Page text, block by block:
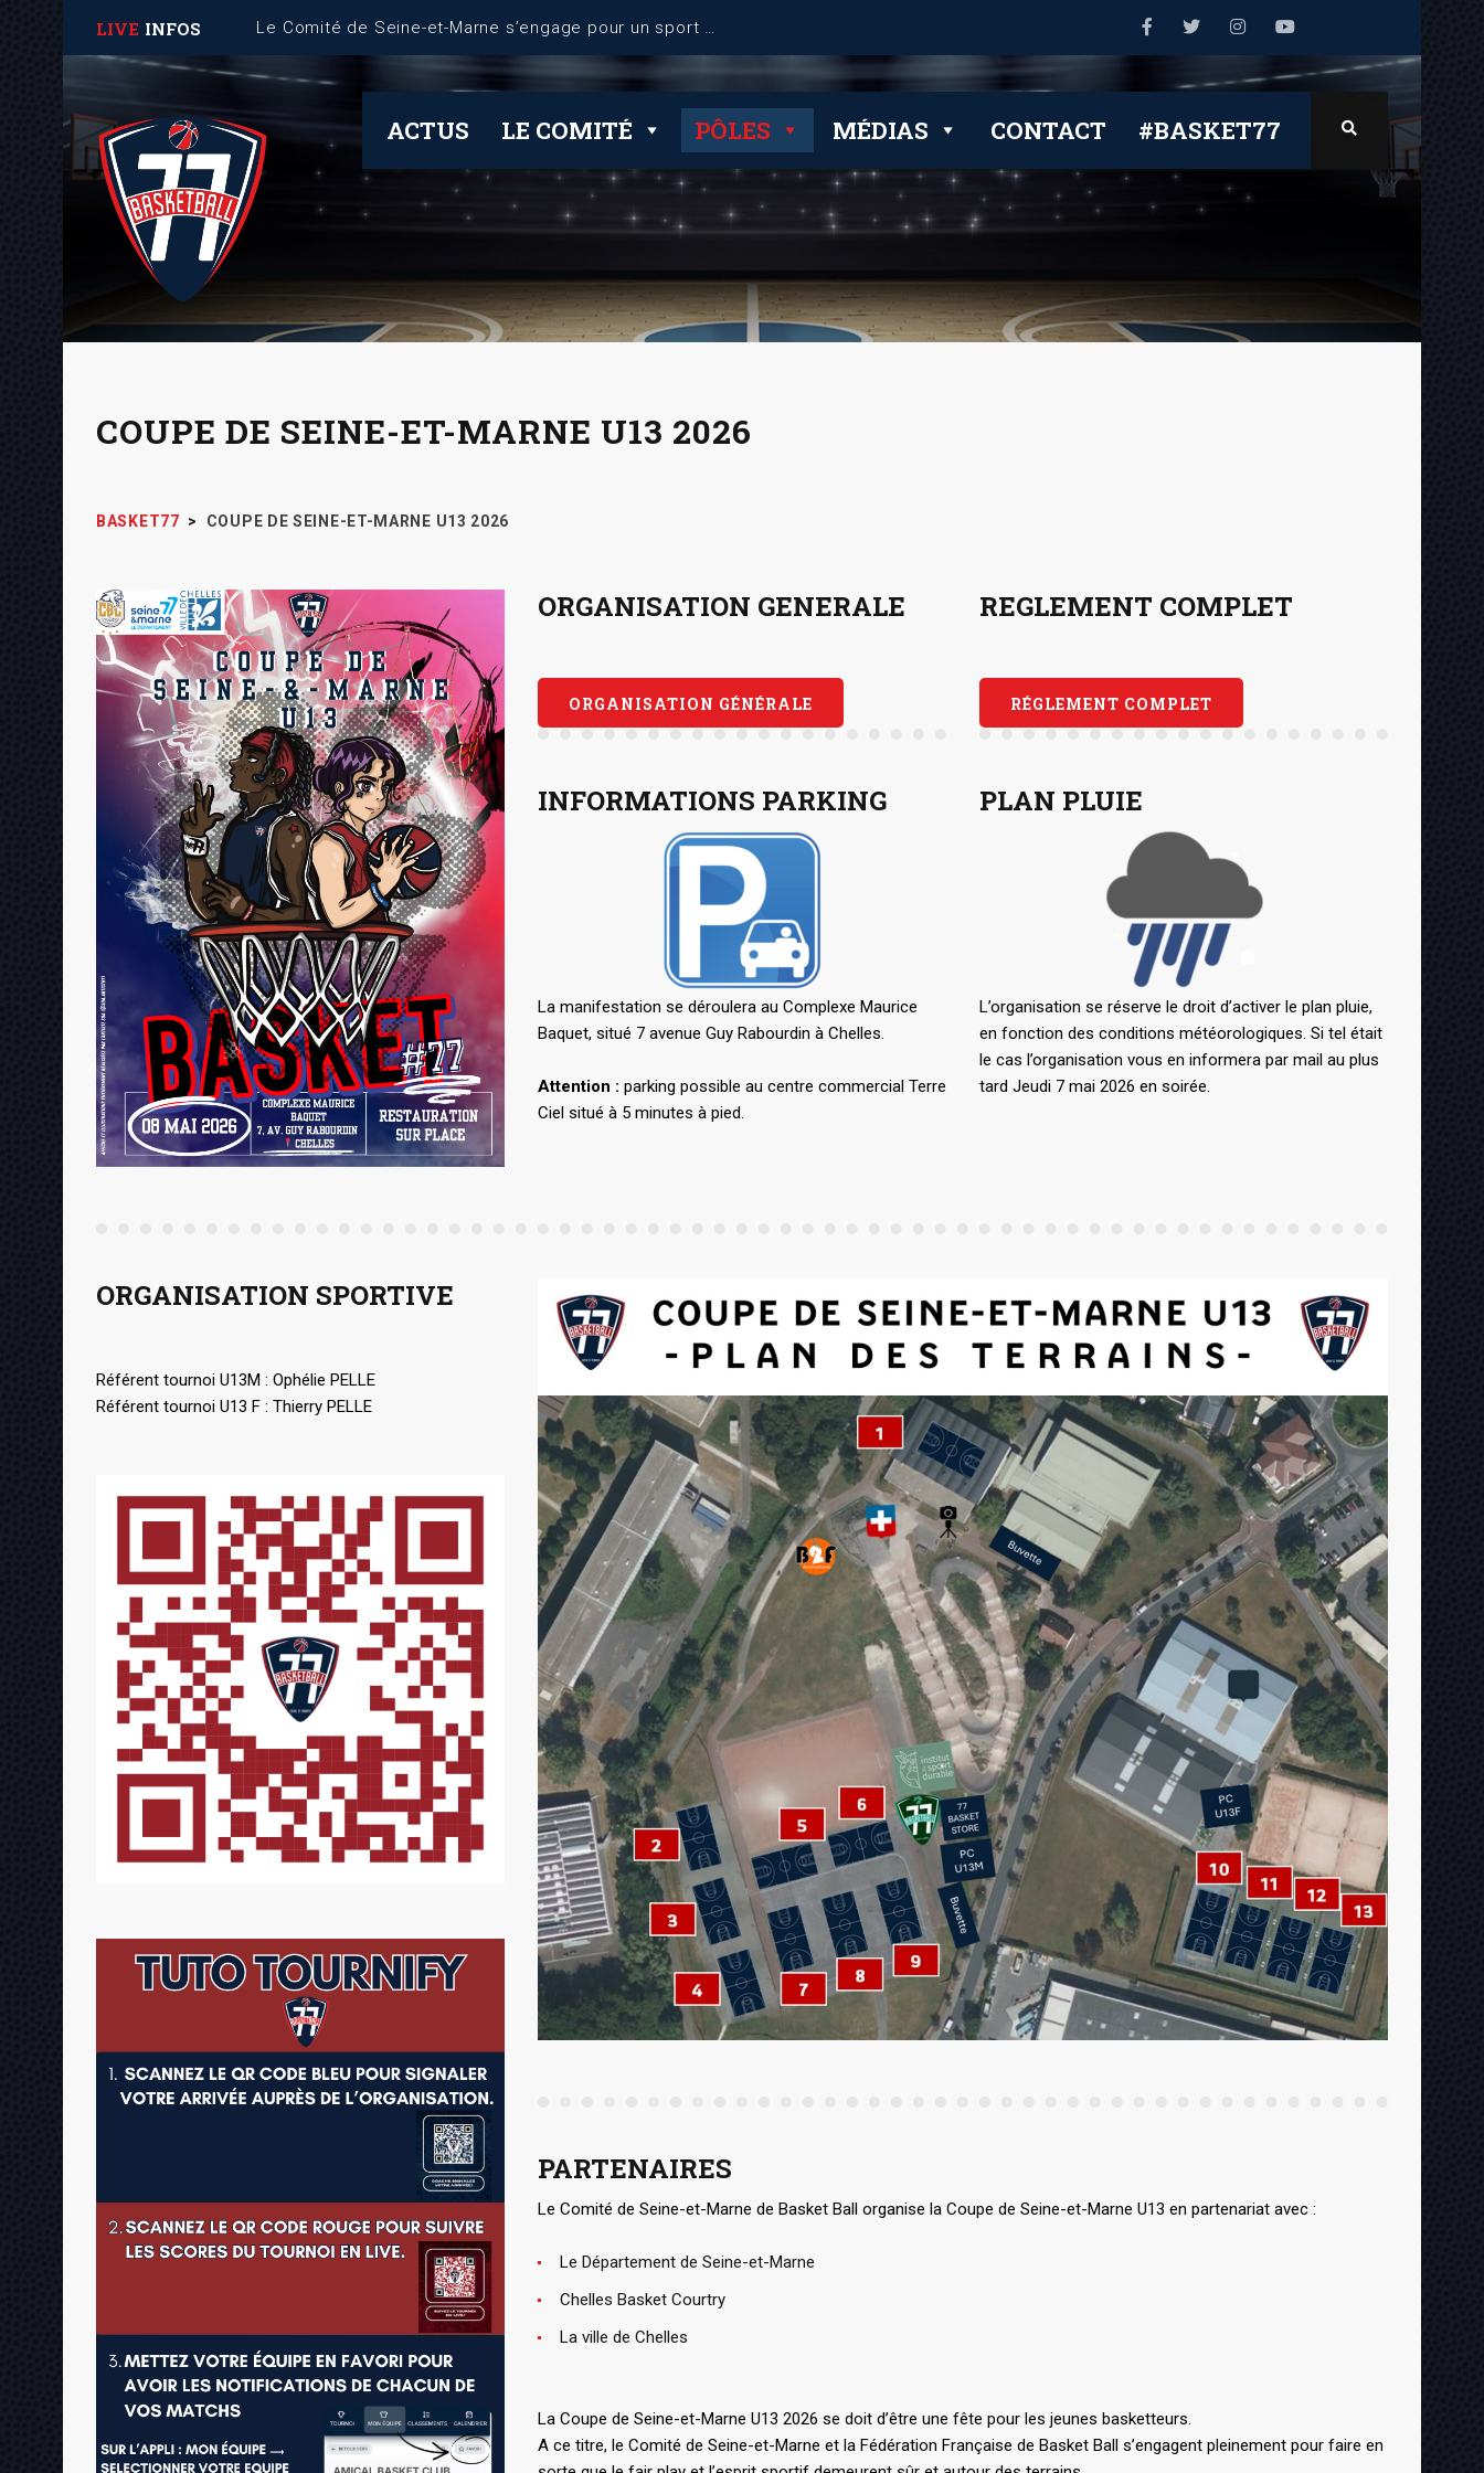
LIVE INFOS Fiche Mémo – Gestion des dérogations
ACTUS LE COMITÉ PÔLES MÉDIAS CONTACT #BASKET77
COUPE DE SEINE-ET-MARNE U13 2026
BASKET77 > COUPE DE SEINE-ET-MARNE U13 2026
ORGANISATION GENERALE
ORGANISATION GÉNÉRALE
INFORMATIONS PARKING
La manifestation se déroulera au Complexe Maurice
Baquet, situé 7 avenue Guy Rabourdin à Chelles.
Attention : parking possible au centre commercial Terre
Ciel situé à 5 minutes à pied.
REGLEMENT COMPLET
RÉGLEMENT COMPLET
PLAN PLUIE
L’organisation se réserve le droit d’activer le plan pluie,
en fonction des conditions météorologiques. Si tel était
le cas l’organisation vous en informera par mail au plus
tard Jeudi 7 mai 2026 en soirée.
ORGANISATION SPORTIVE
Référent tournoi U13M : Ophélie PELLE
Référent tournoi U13 F : Thierry PELLE
PARTENAIRES
Le Comité de Seine-et-Marne de Basket Ball organise la Coupe de Seine-et-Marne U13 en partenariat avec :
Le Département de Seine-et-Marne
Chelles Basket Courtry
La ville de Chelles
La Coupe de Seine-et-Marne U13 2026 se doit d’être une fête pour les jeunes basketteurs.
A ce titre, le Comité de Seine-et-Marne et la Fédération Française de Basket Ball s’engagent pleinement pour faire en